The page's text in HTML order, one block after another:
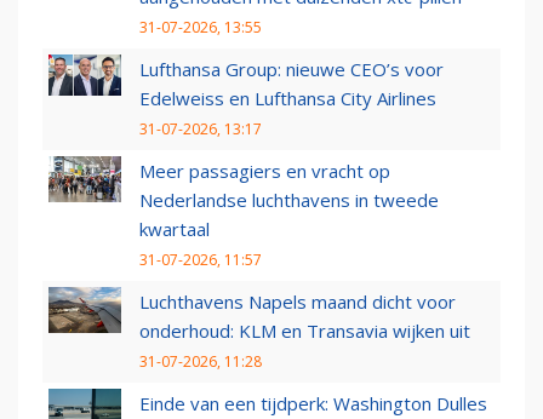
31-07-2026, 13:55
Lufthansa Group: nieuwe CEO’s voor
Edelweiss en Lufthansa City Airlines
31-07-2026, 13:17
Meer passagiers en vracht op
Nederlandse luchthavens in tweede
kwartaal
31-07-2026, 11:57
Luchthavens Napels maand dicht voor
onderhoud: KLM en Transavia wijken uit
31-07-2026, 11:28
Einde van een tijdperk: Washington Dulles